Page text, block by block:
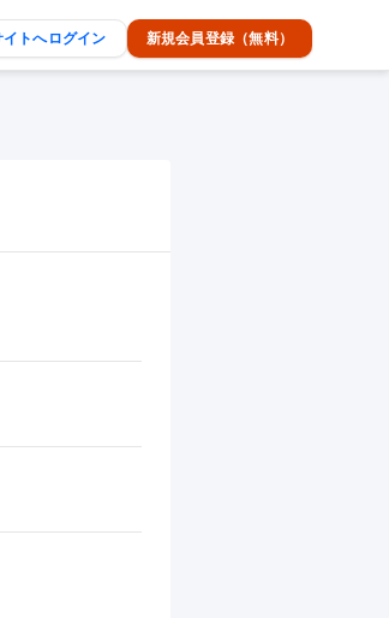
トへログイン 新規会員登録（無料）